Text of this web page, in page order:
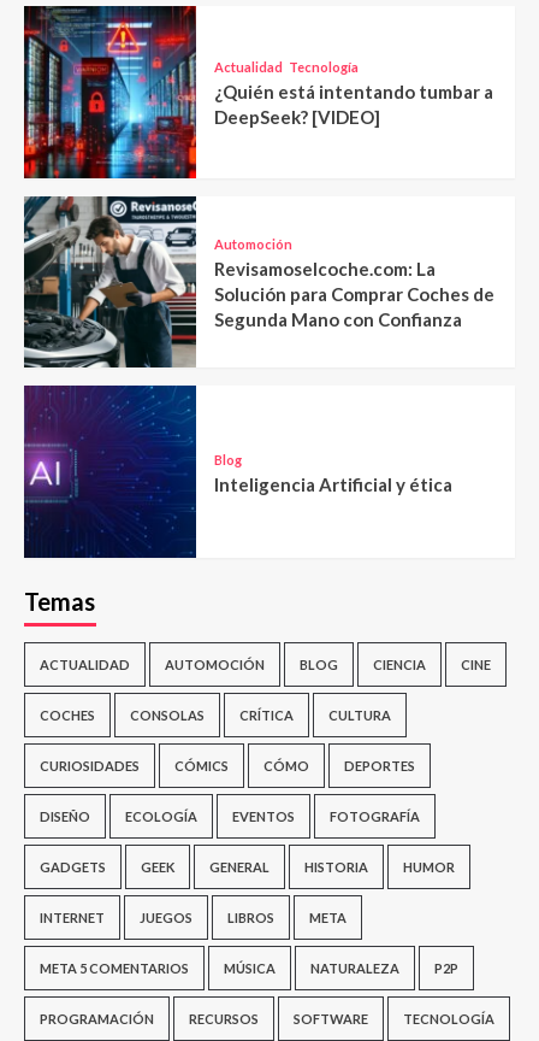
Actualidad Tecnología
¿Quién está intentando tumbar a
DeepSeek? [VIDEO]
Automoción
Revisamoselcoche.com: La
Solución para Comprar Coches de
Segunda Mano con Confianza
Blog
Inteligencia Artificial y ética
Temas
ACTUALIDAD AUTOMOCIÓN BLOG CIENCIA CINE
COCHES CONSOLAS CRÍTICA CULTURA
CURIOSIDADES CÓMICS CÓMO DEPORTES
DISEÑO ECOLOGÍA EVENTOS FOTOGRAFÍA
GADGETS GEEK GENERAL HISTORIA HUMOR
INTERNET JUEGOS LIBROS META
META 5 COMENTARIOS MÚSICA NATURALEZA P2P
PROGRAMACIÓN RECURSOS SOFTWARE TECNOLOGÍA